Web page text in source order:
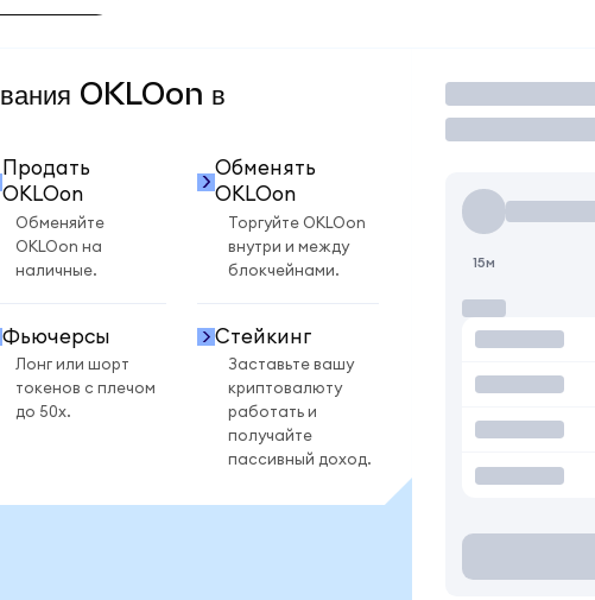
OKLOon в
Продать
OKLOon
Обменяйте
OKLOon на
наличные.
Обменять
OKLOon
Торгуйте OKLOon
внутри и между
блокчейнами.
Фьючерсы
Лонг или шорт
токенов с плечом
до 50x.
Стейкинг
Заставьте вашу
криптовалюту
работать и
получайте
пассивный доход.
Торговать
15м